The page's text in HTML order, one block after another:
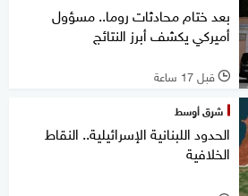
بعد ختام محادثات روما.. مسؤول
أميركي يكشف أبرز النتائج
l قبل 17 ساعة
شرق أوسط
الحدود اللبنانية الإسرائيلية.. النقاط
الخلافية